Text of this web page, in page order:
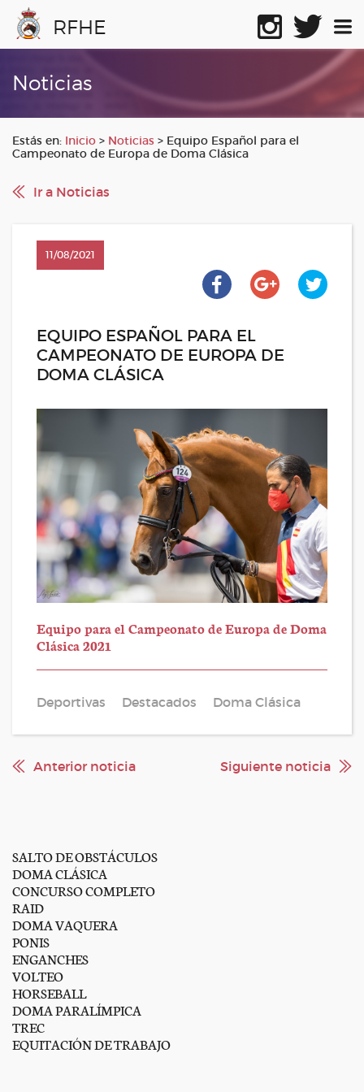
RFHE
Noticias
Estás en: Inicio > Noticias > Equipo Español para el
Campeonato de Europa de Doma Clásica
Ir a Noticias
11/08/2021
EQUIPO ESPAÑOL PARA EL
CAMPEONATO DE EUROPA DE
DOMA CLÁSICA
Equipo para el Campeonato de Europa de Doma
Clásica 2021
Deportivas Destacados Doma Clásica
Anterior noticia Siguiente noticia
SALTO DE OBSTÁCULOS
DOMA CLÁSICA
CONCURSO COMPLETO
RAID
DOMA VAQUERA
PONIS
ENGANCHES
VOLTEO
HORSEBALL
DOMA PARALÍMPICA
TREC
EQUITACIÓN DE TRABAJO